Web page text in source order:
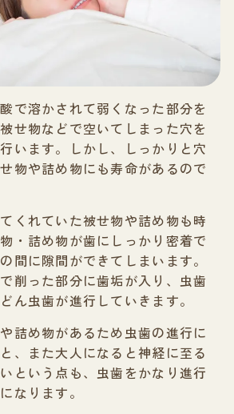
で溶かされて弱くなった部分を
せ物などで空いてしまった穴を
います。しかし、しっかりと穴
物や詰め物にも寿命があるので
くれていた被せ物や詰め物も時
・詰め物が歯にしっかり密着で
間に隙間ができてしまいます。
削った部分に歯垢が入り、虫歯
ん虫歯が進行していきます。
詰め物があるため虫歯の進行に
、また大人になると神経に至る
という点も、虫歯をかなり進行
なります。